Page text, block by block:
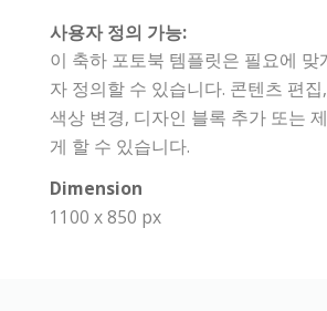
사용자 정의 가능:
이 축하 포토북 템플릿은 필요에 맞
자 정의할 수 있습니다. 콘텐츠 편
색상 변경, 디자인 블록 추가 또는
게 할 수 있습니다.
Dimension
1100 x 850 px